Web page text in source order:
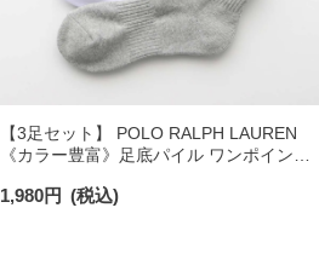
【3足セット】 POLO RALPH LAUREN
《カラー豊富》足底パイル ワンポイント
ンズ 92009604
1,980円 (税込)